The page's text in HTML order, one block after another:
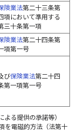
険業法第二十三条第
項において準用する
三十条第一項
険業法第二十四条第
項第一号
び保険業法第二十四
第一項第一号
よる提供の承諾等）
を電磁的方法（法第十